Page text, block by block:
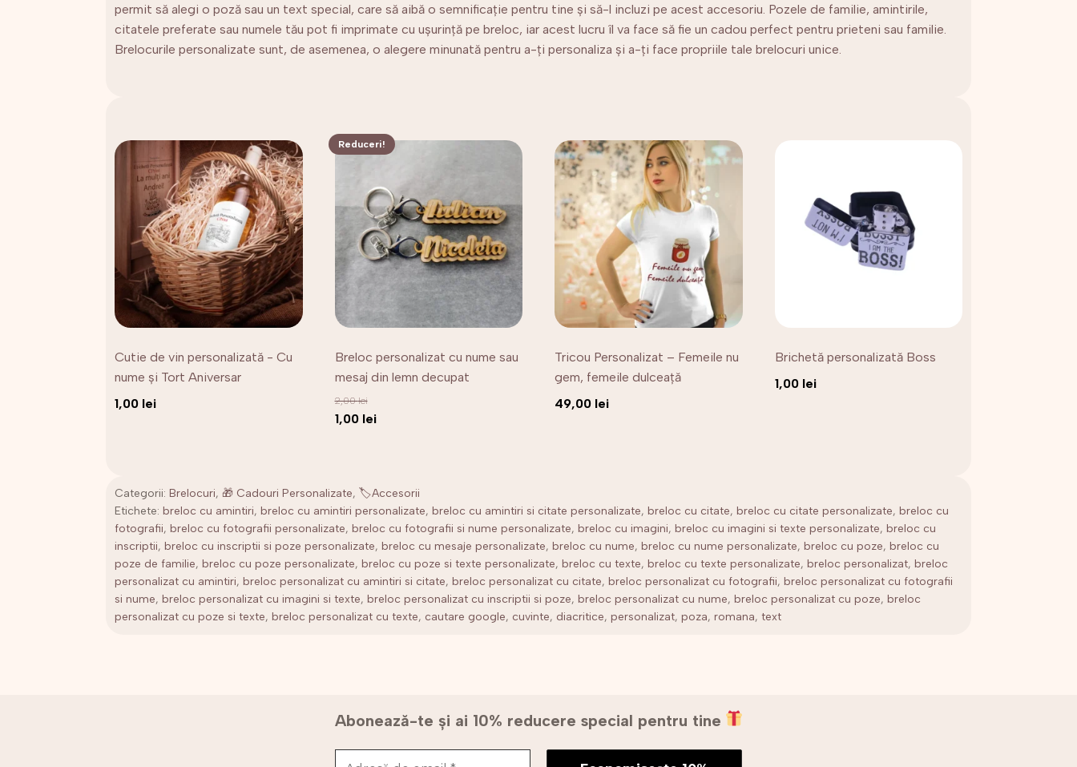
permit să alegi o poză sau un text special, care să aibă o semnificație pentru tine și să-l incluzi pe acest accesoriu. Pozele de familie, amintirile,
citatele preferate sau numele tău pot fi imprimate cu ușurință pe breloc, iar acest lucru îl va face să fie un cadou perfect pentru prieteni sau familie.
Brelocurile personalizate sunt, de asemenea, o alegere minunată pentru a-ți personaliza și a-ți face propriile tale brelocuri unice.
Cutie de vin personalizată - Cu
nume și Tort Aniversar
1,00 lei
Reduceri!
Breloc personalizat cu nume sau
mesaj din lemn decupat
2,00lei
Prețul
2,00 lei.
1,00 leiPrețul
Tricou Personalizat – Femeile nu
gem, femeile dulceață
49,00 lei
Acest
produs
are
mai
multe
variații.
Opțiunile
pot
alese
în
pagina
Brichetă personalizată Boss
1,00 lei
Categorii: Brelocuri, 🎁 Cadouri Personalizate, 🏷️Accesorii
Etichete: breloc cu amintiri, breloc cu amintiri personalizate, breloc cu amintiri si citate personalizate, breloc cu citate, breloc cu citate personalizate, breloc cu
fotografii, breloc cu fotografii personalizate, breloc cu fotografii si nume personalizate, breloc cu imagini, breloc cu imagini si texte personalizate, breloc cu
inscriptii, breloc cu inscriptii si poze personalizate, breloc cu mesaje personalizate, breloc cu nume, breloc cu nume personalizate, breloc cu poze, breloc cu
poze de familie, breloc cu poze personalizate, breloc cu poze si texte personalizate, breloc cu texte, breloc cu texte personalizate, breloc personalizat, breloc
personalizat cu amintiri, breloc personalizat cu amintiri si citate, breloc personalizat cu citate, breloc personalizat cu fotografii, breloc personalizat cu fotografii
si nume, breloc personalizat cu imagini si texte, breloc personalizat cu inscriptii si poze, breloc personalizat cu nume, breloc personalizat cu poze, breloc
personalizat cu poze si texte, breloc personalizat cu texte, cautare google, cuvinte, diacritice, personalizat, poza, romana, text
Abonează-te și ai 10% reducere special pentru tine